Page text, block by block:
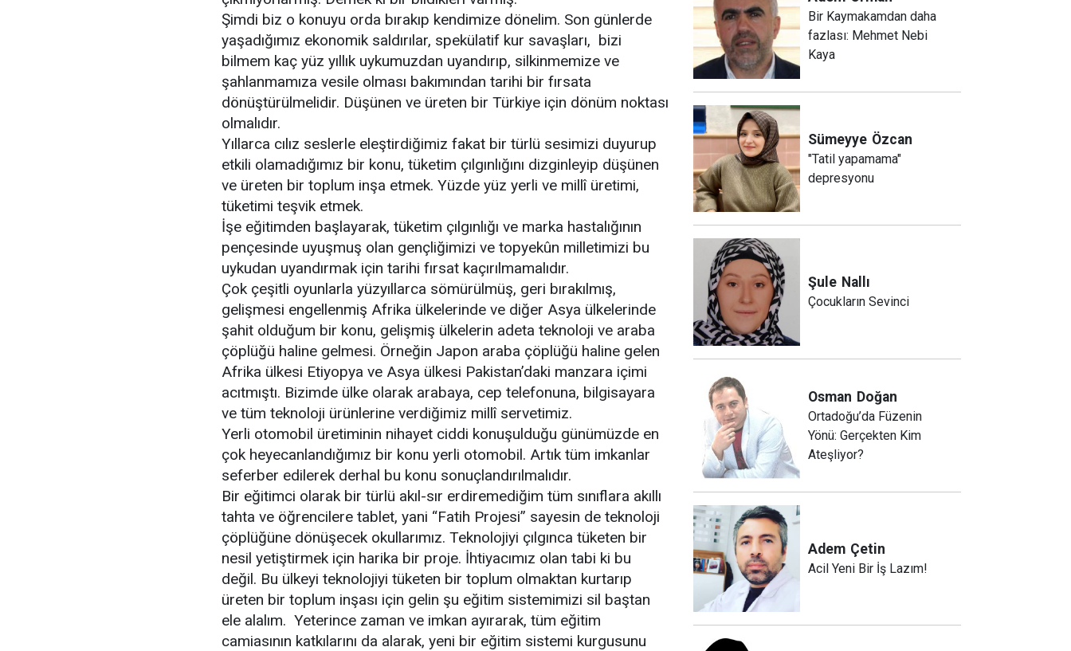
Şimdi biz o konuyu orda bırakıp kendimize dönelim. Son günlerde
yaşadığımız ekonomik saldırılar, spekülatif kur savaşları, bizi
bilmem kaç yüz yıllık uykumuzdan uyandırıp, silkinmemize ve
şahlanmamıza vesile olması bakımından tarihi bir fırsata
dönüştürülmelidir. Düşünen ve üreten bir Türkiye için dönüm noktası
olmalıdır.
Yıllarca cılız seslerle eleştirdiğimiz fakat bir türlü sesimizi duyurup
etkili olamadığımız bir konu, tüketim çılgınlığını dizginleyip düşünen
ve üreten bir toplum inşa etmek. Yüzde yüz yerli ve millî üretimi,
tüketimi teşvik etmek.
İşe eğitimden başlayarak, tüketim çılgınlığı ve marka hastalığının
pençesinde uyuşmuş olan gençliğimizi ve topyekûn milletimizi bu
uykudan uyandırmak için tarihi fırsat kaçırılmamalıdır.
Çok çeşitli oyunlarla yüzyıllarca sömürülmüş, geri bırakılmış,
gelişmesi engellenmiş Afrika ülkelerinde ve diğer Asya ülkelerinde
şahit olduğum bir konu, gelişmiş ülkelerin adeta teknoloji ve araba
çöplüğü haline gelmesi. Örneğin Japon araba çöplüğü haline gelen
Afrika ülkesi Etiyopya ve Asya ülkesi Pakistan’daki manzara içimi
acıtmıştı. Bizimde ülke olarak arabaya, cep telefonuna, bilgisayara
ve tüm teknoloji ürünlerine verdiğimiz millî servetimiz.
Yerli otomobil üretiminin nihayet ciddi konuşulduğu günümüzde en
çok heyecanlandığımız bir konu yerli otomobil. Artık tüm imkanlar
seferber edilerek derhal bu konu sonuçlandırılmalıdır.
Bir eğitimci olarak bir türlü akıl-sır erdiremediğim tüm sınıflara akıllı
tahta ve öğrencilere tablet, yani “Fatih Projesi” sayesin de teknoloji
çöplüğüne dönüşecek okullarımız. Teknolojiyi çılgınca tüketen bir
nesil yetiştirmek için harika bir proje. İhtiyacımız olan tabi ki bu
değil. Bu ülkeyi teknolojiyi tüketen bir toplum olmaktan kurtarıp
üreten bir toplum inşası için gelin şu eğitim sistemimizi sil baştan
ele alalım. Yeterince zaman ve imkan ayırarak, tüm eğitim
camiasının katkılarını da alarak, yeni bir eğitim sistemi kurgusunu
Bir Kaymakamdan daha
fazlası: Mehmet Nebi
Kaya
Sümeyye Özcan
"Tatil yapamama"
depresyonu
Şule Nallı
Çocukların Sevinci
Osman Doğan
Ortadoğu’da Füzenin
Yönü: Gerçekten Kim
Ateşliyor?
Adem Çetin
Acil Yeni Bir İş Lazım!